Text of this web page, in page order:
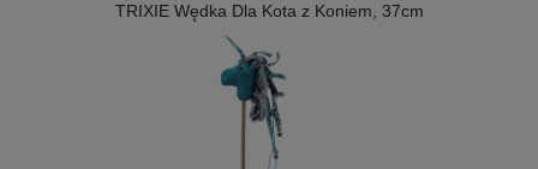
TRIXIE Wędka Dla Kota z Koniem, 37cm